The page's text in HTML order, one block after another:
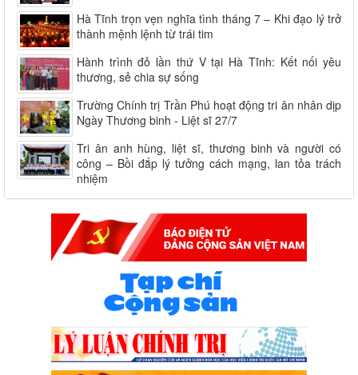
Hà Tĩnh trọn vẹn nghĩa tình tháng 7 – Khi đạo lý trở
thành mệnh lệnh từ trái tim
Hành trình đỏ lần thứ V tại Hà Tĩnh: Kết nối yêu
thương, sẻ chia sự sống
Trường Chính trị Trần Phú hoạt động tri ân nhân dịp
Ngày Thương binh - Liệt sĩ 27/7
Tri ân anh hùng, liệt sĩ, thương binh và người có
công – Bồi đắp lý tưởng cách mạng, lan tỏa trách
nhiệm